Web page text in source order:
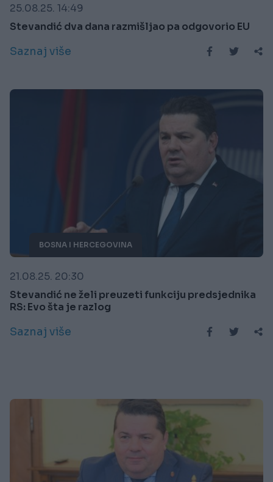
25.08.25. 14:49
Stevandić dva dana razmišljao pa odgovorio EU
Saznaj više
BOSNA I HERCEGOVINA
21.08.25. 20:30
Stevandić ne želi preuzeti funkciju predsjednika
RS: Evo šta je razlog
Saznaj više